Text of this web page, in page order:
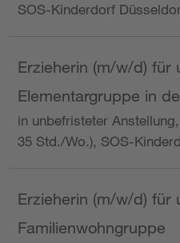
SOS-Kinderdorf
Erzieherin (m/w/d) für
Elementargruppe in
in unbefristeter
35 Std./Wo.), SOS-
Erzieherin (m/w/d) für
Familienwohngruppe